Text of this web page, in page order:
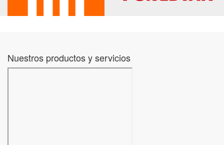
Nuestros productos y servicios